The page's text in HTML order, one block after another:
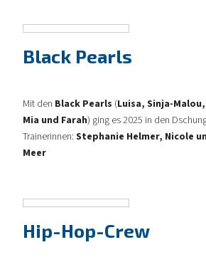
Black Pearls
Mit den Black Pearls (Luisa, Sinja-
Mia und Farah) ging es 2025 in den
Trainerinnen: Stephanie Helmer, Nicole
Meer
Hip-Hop-Crew